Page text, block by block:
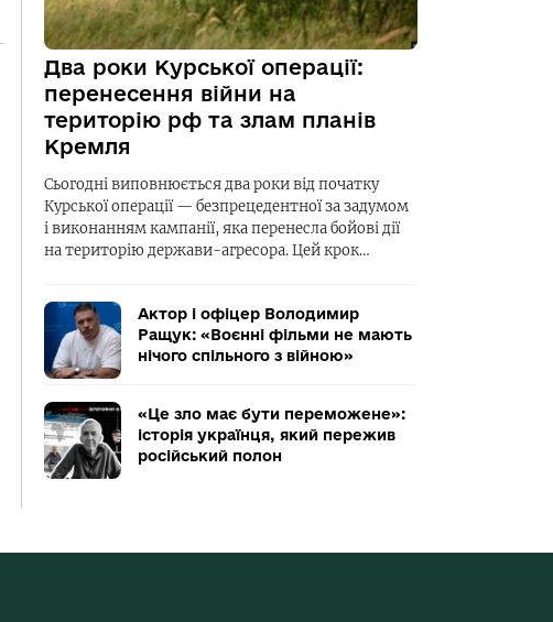
Два роки Курської операції:
перенесення війни на
територію рф та злам планів
Кремля
Сьогодні виповнюється два роки від початку
Курської операції — безпрецедентної за задумом
і виконанням кампанії, яка перенесла бойові дії
на територію держави-агресора. Цей крок…
Актор і офіцер Володимир
Ращук: «Воєнні фільми не мають
нічого спільного з війною»
«Це зло має бути переможене»:
історія українця, який пережив
російський полон